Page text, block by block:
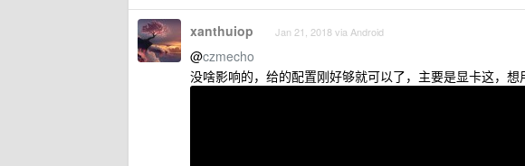
xanthuiop Jan 21, 2018 via Android
@czmecho
没啥影响的，给的配置刚好够就可以了，主要是显卡这，